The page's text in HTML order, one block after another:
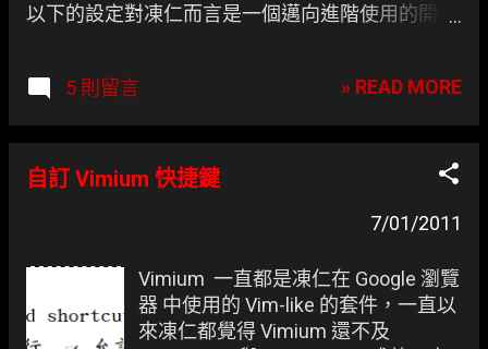
以下的設定對凍仁而言是一個邁向進階使用的開
$Home/.vim/vimrc.d/ ，優點在於縮短往後爬 code
5 則留言 » READ MORE
自訂 Vimium 快捷鍵
7/01/2011
Vimium 一直都是凍仁在 Google 瀏覽
器 中使用的 Vim-like 的套件，一直以
來凍仁都覺得 Vimium 還不及